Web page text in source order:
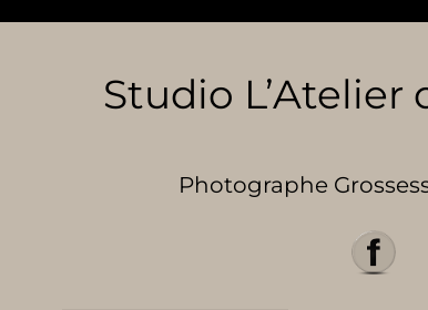
Studio L’Atelier
Photographe